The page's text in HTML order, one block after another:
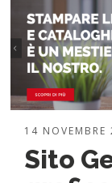
14 NOVEMBRE
Sito